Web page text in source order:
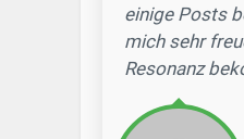
einige Posts
mich sehr
Resonanz